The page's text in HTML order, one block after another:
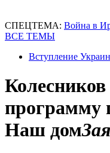
СПЕЦТЕМА: Война в
ВСЕ ТЕМЫ
Вступление
программу
Наш дом